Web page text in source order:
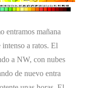
entramos mañana
a ratos. El
a NW, con nubes
de nuevo entra